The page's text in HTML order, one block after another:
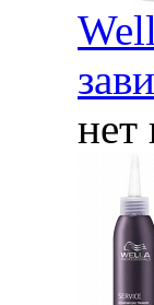
нет